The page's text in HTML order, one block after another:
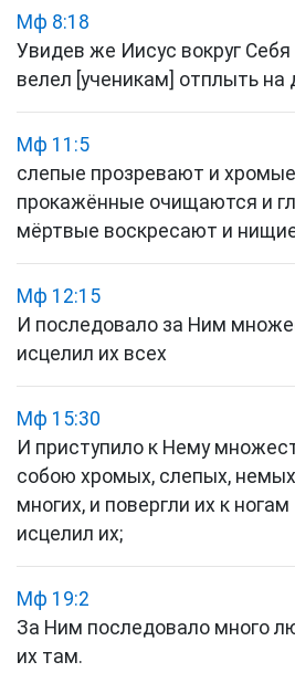
Мф 8:18
Увидев же Иисус вокруг
велел [ученикам] отплыть на
Мф 11:5
слепые прозревают и
прокажённые очищаются и
мёртвые воскресают и
Мф 12:15
И последовало за Ним
исцелил их всех
Мф 15:30
И приступило к Нему
собою хромых, слепых,
многих, и повергли их к
исцелил их;
Мф 19:2
За Ним последовало много
их там.